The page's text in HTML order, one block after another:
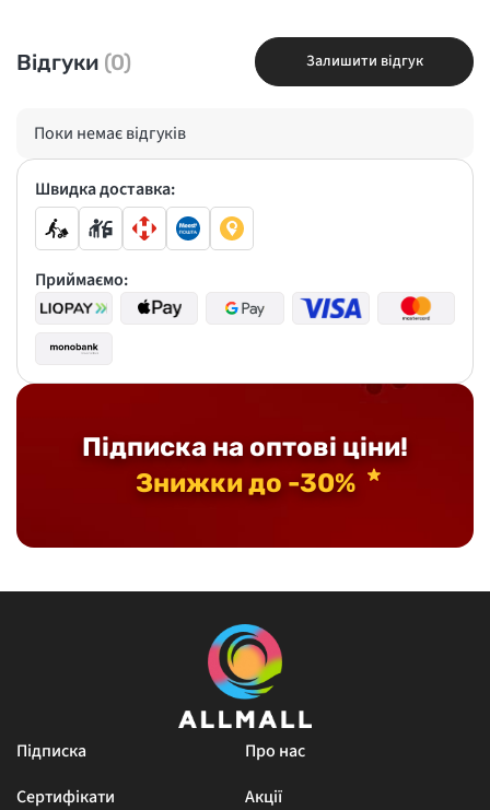
Відгуки (0) Залишити відгук
Поки немає відгуків
Підписка на оптові ціни!
Знижки до -30%
Швидка доставка:
Приймаємо:
Підписка
Про нас
Сертифікати
Акції